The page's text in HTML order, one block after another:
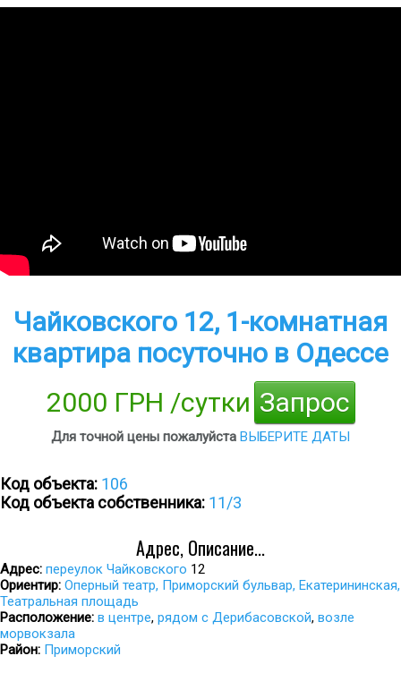
Чайковского 12, 1-комнатная
квартира посуточно в Одессе
2000 ГРН /сутки Запрос
Для точной цены пожалуйста ВЫБЕРИТЕ ДАТЫ
Код объекта: 106
Код объекта собственника: 11/3
Адрес, Описание...
Адрес: переулок Чайковского 12
Ориентир: Оперный театр, Приморский бульвар, Екатерининская,
Театральная площадь
Расположение: в центре, рядом с Дерибасовской, возле
морвокзала
Район: Приморский